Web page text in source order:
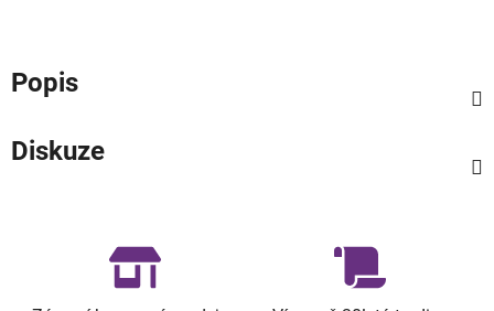
Popis
Diskuze